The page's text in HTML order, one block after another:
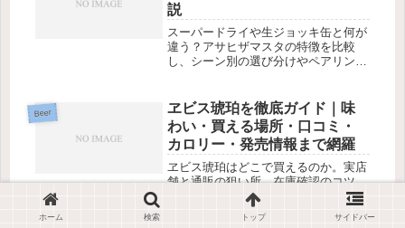
説
スーパードライや生ジョッキ缶と何が
違う？アサヒザマスタの特徴を比較
し、シーン別の選び分けやペアリン
Beer
ヱビス琥珀を徹底ガイド｜味
わい・買える場所・口コミ・
カロリー・発売情報まで網羅
ヱビス琥珀はどこで買えるのか。実店
舗と通販の狙い所、在庫確認のコツ、
再入荷の読み方まで実践的に解説。味
や口コミも総まとめ。
ホーム 検索 トップ サイドバー